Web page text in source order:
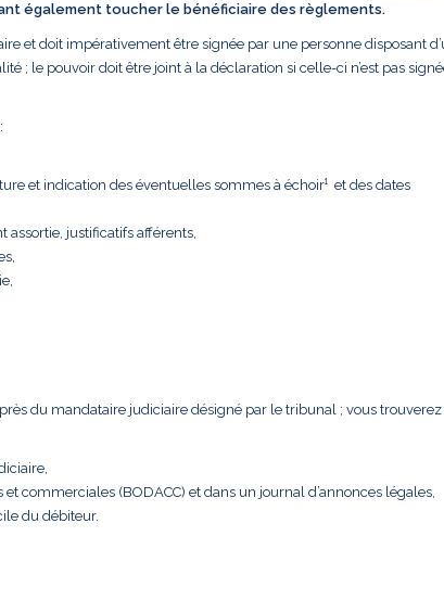
également toucher le bénéficiaire des règlements.
et doit impérativement être signée par une personne disposant
; le pouvoir doit être joint à la déclaration si celle-ci n’est pas
et indication des éventuelles sommes à échoir¹ et des dates
justificatifs afférents,
du mandataire judiciaire désigné par le tribunal ; vous trouverez
commerciales (BODACC) et dans un journal d’annonces légales,
du débiteur.